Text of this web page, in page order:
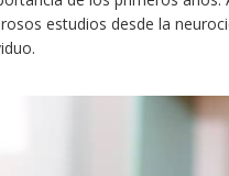
estudios desde la